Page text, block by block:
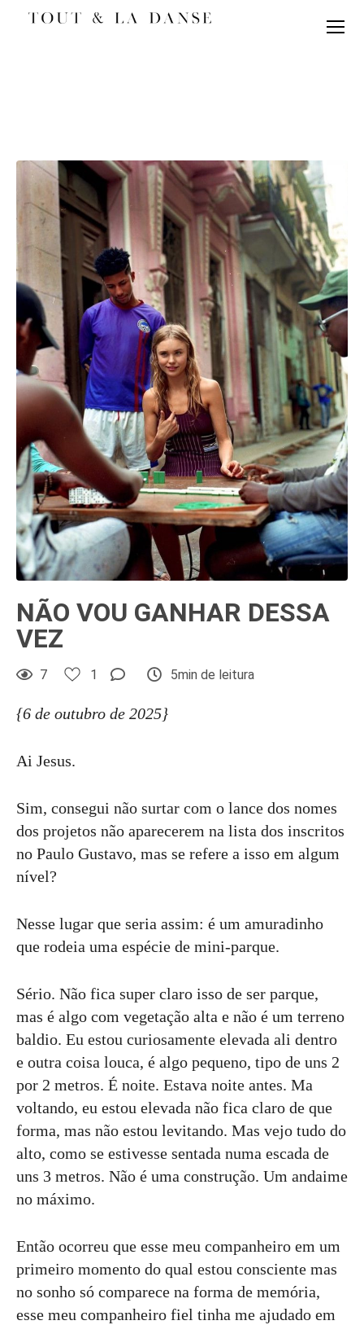
NÃO VOU GANHAR DESSA
VEZ
7 1 5min de leitura
{6 de outubro de 2025}
Ai Jesus.
Sim, consegui não surtar com o lance dos nomes
dos projetos não aparecerem na lista dos inscritos
no Paulo Gustavo, mas se refere a isso em algum
nível?
Nesse lugar que seria assim: é um amuradinho
que rodeia uma espécie de mini-parque.
Sério. Não fica super claro isso de ser parque,
mas é algo com vegetação alta e não é um terreno
baldio. Eu estou curiosamente elevada ali dentro
e outra coisa louca, é algo pequeno, tipo de uns 2
por 2 metros. É noite. Estava noite antes. Ma
voltando, eu estou elevada não fica claro de que
forma, mas não estou levitando. Mas vejo tudo do
alto, como se estivesse sentada numa escada de
uns 3 metros. Não é uma construção. Um andaime
no máximo.
Então ocorreu que esse meu companheiro em um
primeiro momento do qual estou consciente mas
no sonho só comparece na forma de memória,
esse meu companheiro fiel tinha me ajudado em